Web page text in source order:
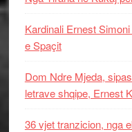
Kardinali Ernest
e Spaçit
Dom Ndre Mjeda,
letrave shqipe, Ernest
36 vjet tranzicion, nga